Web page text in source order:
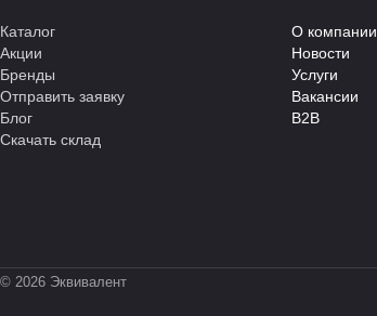
Каталог
Акции
Бренды
Отправить заявку
Блог
Скачать склад
О компании
Новости
Услуги
Вакансии
B2B
© 2026 Эквивалент